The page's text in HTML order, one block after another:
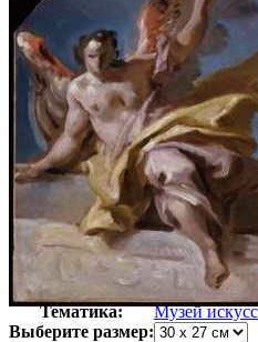
Автор:
Неизвестно
Арт-стиль
Тематика:
Музей
Выберите размер: